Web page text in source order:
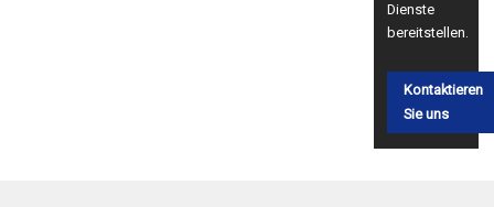
Dienste
bereitstellen.
Kontaktieren
Sie uns